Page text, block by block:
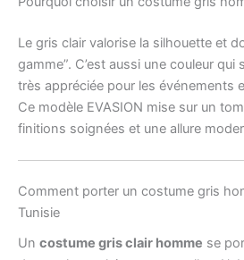
Le gris clair valorise la silhouette et
gamme”. C’est aussi une couleur
très appréciée pour les événements
Ce modèle EVASION mise sur un
finitions soignées et une allure
Comment porter un costume gris
Tunisie
Un costume gris clair homme se